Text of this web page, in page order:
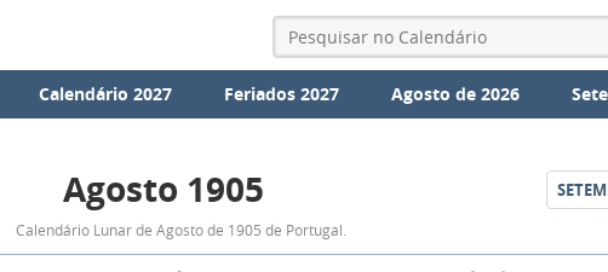
Calendário 2027 Feriados 2027 Agosto de 2026
Fases
da
Agosto 1905
Calendário Lunar de Agosto de 1905 de Portugal.